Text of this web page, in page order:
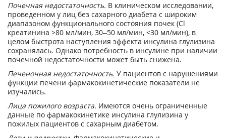
Почечная недостаточность. В клиническом исследовании,
проведенном у лиц без сахарного диабета с широким
диапазоном функционального состояния почек (Cl
креатинина >80 мл/мин, 30–50 мл/мин, <30 мл/мин), в
целом быстрота наступления эффекта инсулина глулизина
сохранялась. Однако потребность в инсулине при наличии
почечной недостаточности может быть снижена.
Печеночная недостаточность. У пациентов с нарушениями
функции печени фармакокинетические показатели не
изучались.
Лица пожилого возраста. Имеются очень ограниченные
данные по фармакокинетике инсулина глулизина у
пожилых пациентов с сахарным диабетом.